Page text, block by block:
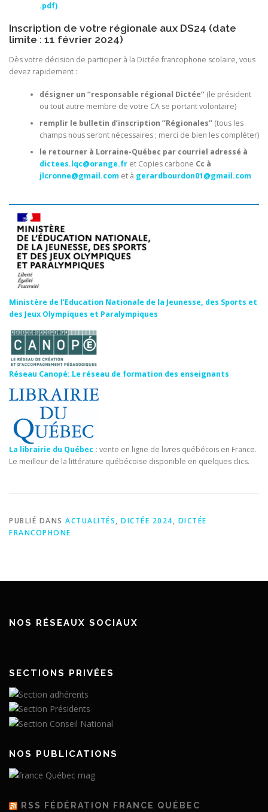
.pdf)
Inscription de votre régionale aux DS24 (date
limite : 11 février 2024)
Dès votre décision de participer à la Dictée francophone scolaire, vous
devez rapidement :
désigner un ’’responsable régional Dictée’’ (le président
ou tout autre membre de votre CA se portant volontaire)
remplir le bulletin d’inscription ’’Régionales’’ (tous les
champs nous seront nécessaires ; merci de bien les compléter)
le retourner à Lorraine-Québec par courriel adressé à
dictees.lqc@orange.fret Copies carbone Cc à
jlcronne@gmail.comet à gerardbourdon01@gmail.com
Ministère de l’Education Nationale de la Jeunesse, des Sports et
des Jeux Olympiques et Paralympiques
Réseau Canopé: Le réseau de formation des enseignants
La librairie du Québec : vente en ligne de livres québécois en France.
Le meilleur de la littérature québécoise disponible en quelques clics.
PUBLIÉ DANS ACTUALITÉS, DICTÉE 2024, DICTÉE
FRANCOPHONE
NOS RÉSEAUX SOCIAUX
SECTIONS PRIVÉES
NOS PUBLICATIONS
RSS FÉDÉRATION FRANCE QUÉBEC